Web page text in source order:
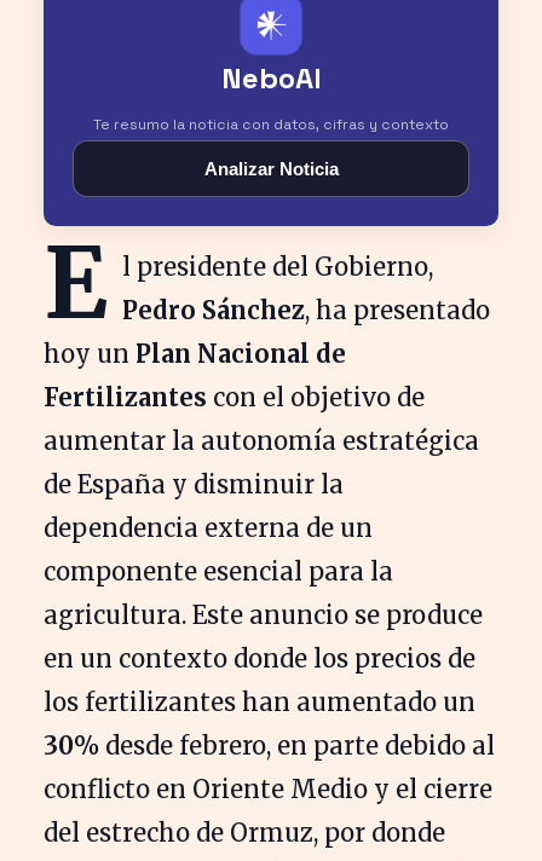
𒀭
NeboAI
Te resumo la noticia con datos, cifras y contexto
Analizar Noticia
E l presidente del Gobierno,
Pedro Sánchez, ha presentado
hoy un Plan Nacional de
Fertilizantes con el objetivo de
aumentar la autonomía estratégica
de España y disminuir la
dependencia externa de un
componente esencial para la
agricultura. Este anuncio se produce
en un contexto donde los precios de
los fertilizantes han aumentado un
30% desde febrero, en parte debido al
conflicto en Oriente Medio y el cierre
del estrecho de Ormuz, por donde